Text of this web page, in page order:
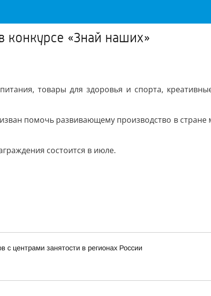
конкурсе «Знай наших»
товары для здоровья и спорта,
помочь развивающему производство в стране
состоится в июле.
центрами занятости в регионах России